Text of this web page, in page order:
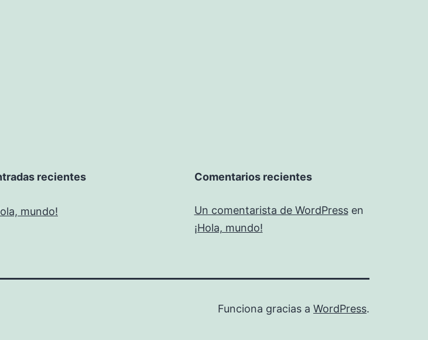
recientes
mundo!
Comentarios recientes
Un comentarista de WordPressen
¡Hola, mundo!
Funciona gracias a WordPress.